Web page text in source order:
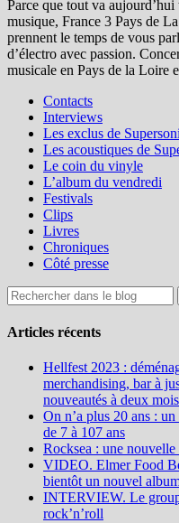
Parce que tout va
musique, France 3 Pays de
prennent le temps de vous
d’électro avec passion.
musicale en Pays de la Loire
Contacts
Interviews
Les exclus de
Les acoustiques de
Le coin du vinyle
L’album du vendredi
Festivals
Clips
Livres
Chroniques
Côté presse
Articles récents
Hellfest 2023 :
merchandising, bar à
nouveautés à deux
On n’a plus 20 ans :
de 7 à 107 ans
Rocksea : une nouvelle
VIDEO. Elmer Food
bientôt un nouvel
INTERVIEW. Le
rock’n’roll